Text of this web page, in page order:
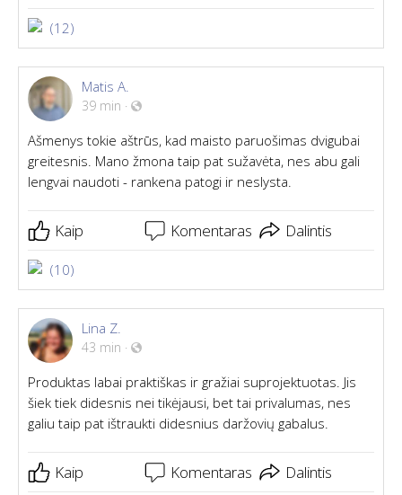
(12)
Matis A.
39 min ·
Ašmenys tokie aštrūs, kad maisto paruošimas dvigubai
greitesnis. Mano žmona taip pat sužavėta, nes abu gali
lengvai naudoti - rankena patogi ir neslysta.
Kaip Komentaras Dalintis
(10)
Lina Z.
43 min ·
Produktas labai praktiškas ir gražiai suprojektuotas. Jis
šiek tiek didesnis nei tikėjausi, bet tai privalumas, nes
galiu taip pat ištraukti didesnius daržovių gabalus.
Kaip Komentaras Dalintis